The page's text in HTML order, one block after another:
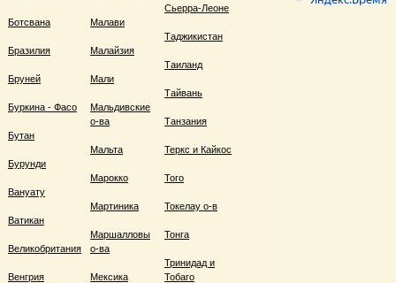
Ботсвана
Бразилия
Бруней
Буркина - Фасо
Бутан
Бурунди
Вануату
Ватикан
Великобритания
Венгрия
Малави
Малайзия
Мали
Мальдивские
о-ва
Мальта
Марокко
Мартиника
Маршалловы
о-ва
Мексика
Сьерра-Леоне
Таджикистан
Таиланд
Тайвань
Танзания
Теркс и Кайкос
Того
Токелау о-в
Тонга
Тринидад и
Тобаго